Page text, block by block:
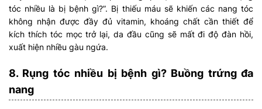
tóc nhiều là bị bệnh gì?”. Bị thiếu máu sẽ khiến các nang tóc
không nhận được đầy đủ vitamin, khoáng chất cần thiết để
kích thích tóc mọc trở lại, da đầu cũng sẽ mất đi độ đàn hồi,
xuất hiện nhiều gàu ngứa.
8. Rụng tóc nhiều bị bệnh gì? Buồng trứng đa
nang